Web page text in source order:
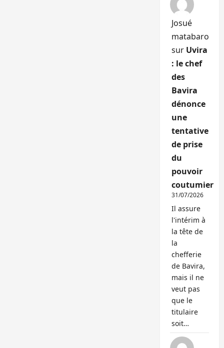
Josué
matabaro
sur Uvira
: le chef
des
Bavira
dénonce
une
tentative
de prise
du
pouvoir
coutumier
31/07/2026
Il assure
l'intérim à
la tête de
la
chefferie
de Bavira,
mais il ne
veut pas
que le
titulaire
soit…